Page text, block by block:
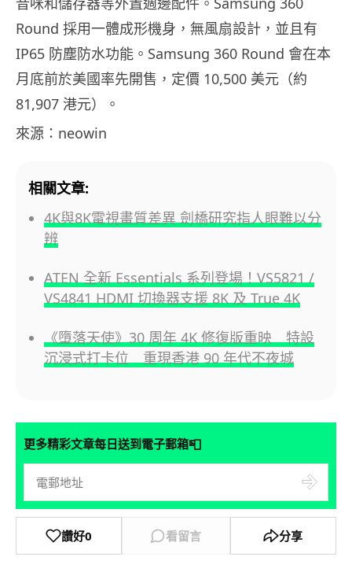
Round 採用一體成形機身，無風扇設計，並且有
IP65 防塵防水功能。Samsung 360 Round 會在本
月底前於美國率先開售，定價 10,500 美元（約
81,907 港元）。
來源：neowin
相關文章:
4K與8K電視畫質差異 劍橋研究指人眼難以分
辨
ATEN 全新 Essentials 系列登場！VS5821 /
VS4841 HDMI 切換器支援 8K 及 True 4K
《墮落天使》30 周年 4K 修復版重映 特設
沉浸式打卡位 重現香港 90 年代不夜城
更多精彩文章每日送到電子郵箱📮
讚好0 看留言 分享